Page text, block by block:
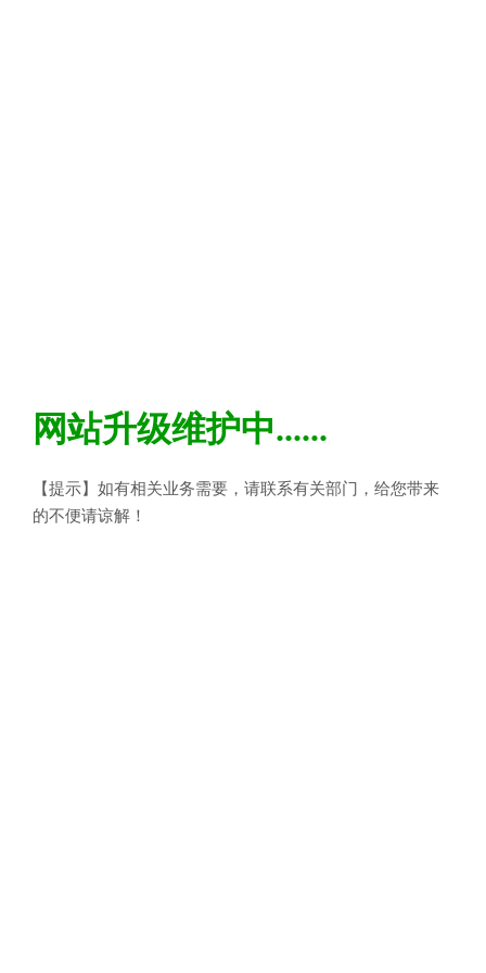
网站升级维护中......
【提示】如有相关业务需要，请联系有关部门，给您带来
的不便请谅解！